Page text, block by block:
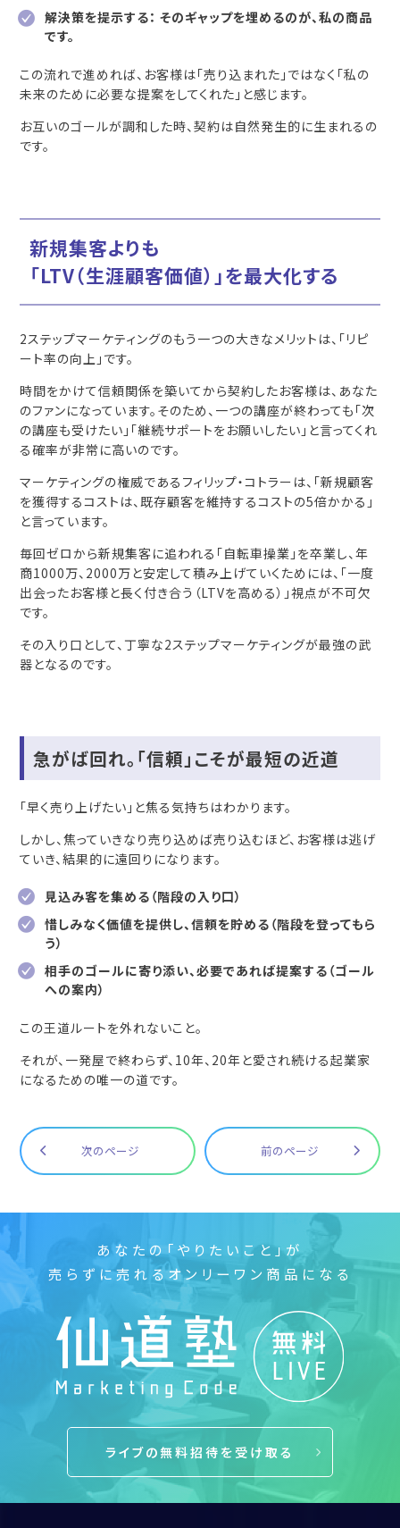
解決策を提示する： そのギャップを埋めるのが、私の商品
です。
この流れで進めれば、お客様は「売り込まれた」ではなく「私の
未来のために必要な提案をしてくれた」と感じます。
お互いのゴールが調和した時、契約は自然発生的に生まれるの
です。
新規集客よりも
「LTV（生涯顧客価値）」を最大化する
2ステップマーケティングのもう一つの大きなメリットは、「リピ
ート率の向上」です。
時間をかけて信頼関係を築いてから契約したお客様は、あなた
のファンになっています。そのため、一つの講座が終わっても「次
の講座も受けたい」「継続サポートをお願いしたい」と言ってくれ
る確率が非常に高いのです。
マーケティングの権威であるフィリップ・コトラーは、「新規顧客
を獲得するコストは、既存顧客を維持するコストの5倍かかる」
と言っています。
毎回ゼロから新規集客に追われる「自転車操業」を卒業し、年
商1000万、2000万と安定して積み上げていくためには、「一度
出会ったお客様と長く付き合う（LTVを高める）」視点が不可欠
です。
その入り口として、丁寧な2ステップマーケティングが最強の武
器となるのです。
急がば回れ。「信頼」こそが最短の近道
「早く売り上げたい」と焦る気持ちはわかります。
しかし、焦っていきなり売り込めば売り込むほど、お客様は逃げ
ていき、結果的に遠回りになります。
見込み客を集める（階段の入り口）
惜しみなく価値を提供し、信頼を貯める（階段を登ってもら
う）
相手のゴールに寄り添い、必要であれば提案する（ゴール
への案内）
この王道ルートを外れないこと。
それが、一発屋で終わらず、10年、20年と愛され続ける起業家
になるための唯一の道です。
次のページ 前のページ
あなたの「やりたいこと」が
売らずに売れるオンリーワン商品になる
ライブの無料招待を受け取る